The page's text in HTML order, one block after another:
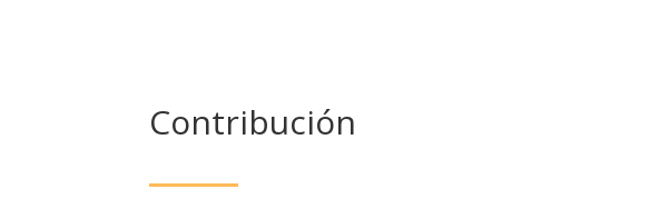
Contribución